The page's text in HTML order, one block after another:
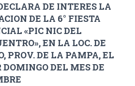
DE INTERES LA
DE LA 6° FIESTA
«PIC NIC DEL
EN LA LOC. DE
PROV. DE LA PAMPA, EL
DEL MES DE